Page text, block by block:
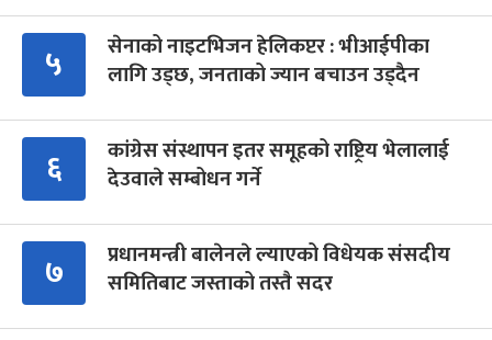
५
सेनाको नाइटभिजन हेलिकप्टर : भीआईपीका
लागि उड्छ, जनताको ज्यान बचाउन उड्दैन
६
कांग्रेस संस्थापन इतर समूहको राष्ट्रिय भेलालाई
देउवाले सम्बोधन गर्ने
७
प्रधानमन्त्री बालेनले ल्याएको विधेयक संसदीय
समितिबाट जस्ताको तस्तै सदर